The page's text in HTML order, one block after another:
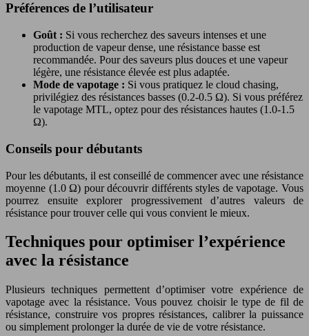
Préférences de l’utilisateur
Goût : Si vous recherchez des saveurs intenses et une
production de vapeur dense, une résistance basse est
recommandée. Pour des saveurs plus douces et une vapeur
légère, une résistance élevée est plus adaptée.
Mode de vapotage : Si vous pratiquez le cloud chasing,
privilégiez des résistances basses (0.2-0.5 Ω). Si vous préférez
le vapotage MTL, optez pour des résistances hautes (1.0-1.5
Ω).
Conseils pour débutants
Pour les débutants, il est conseillé de commencer avec une résistance
moyenne (1.0 Ω) pour découvrir différents styles de vapotage. Vous
pourrez ensuite explorer progressivement d’autres valeurs de
résistance pour trouver celle qui vous convient le mieux.
Techniques pour optimiser l’expérience
avec la résistance
Plusieurs techniques permettent d’optimiser votre expérience de
vapotage avec la résistance. Vous pouvez choisir le type de fil de
résistance, construire vos propres résistances, calibrer la puissance
ou simplement prolonger la durée de vie de votre résistance.